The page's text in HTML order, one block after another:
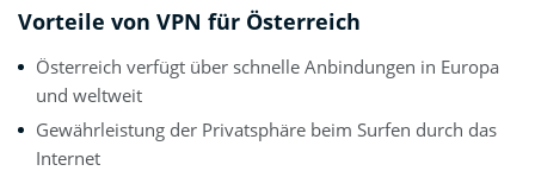
Vorteile von VPN für Österreich
Österreich verfügt über schnelle Anbindungen in Europa
und weltweit
Gewährleistung der Privatsphäre beim Surfen durch das
Internet